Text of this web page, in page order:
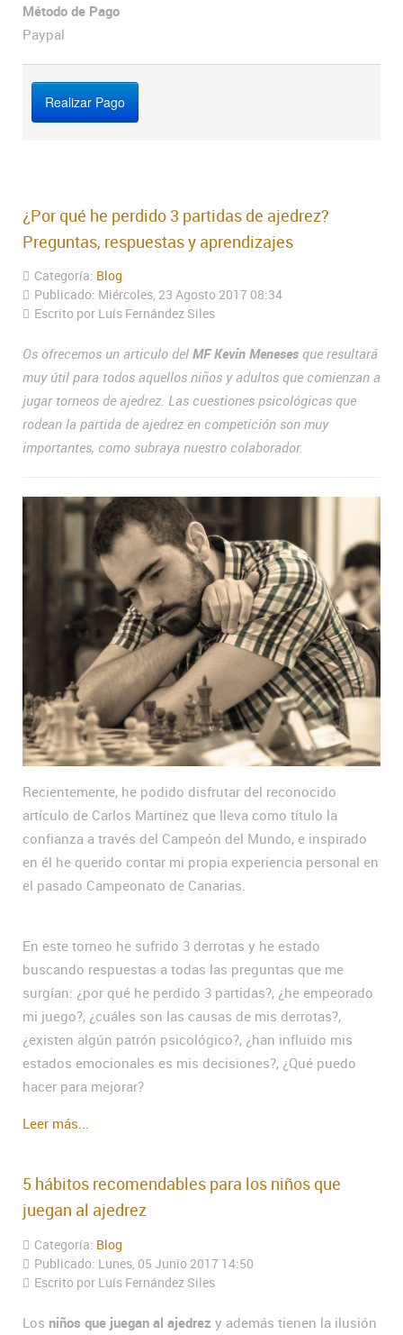
Método de Pago
Paypal
¿Por qué he perdido 3 partidas de ajedrez?
Preguntas, respuestas y aprendizajes
Categoría: Blog
Publicado: Miércoles, 23 Agosto 2017 08:34
Escrito por Luís Fernández Siles
Os ofrecemos un articulo del MF Kevin Meneses que resultará
muy útil para todos aquellos niños y adultos que comienzan a
jugar torneos de ajedrez. Las cuestiones psicológicas que
rodean la partida de ajedrez en competición son muy
importantes, como subraya nuestro colaborador.
Recientemente, he podido disfrutar del reconocido
artículo de Carlos Martínez que lleva como título la
confianza a través del Campeón del Mundo, e inspirado
en él he querido contar mi propia experiencia personal en
el pasado Campeonato de Canarias.
En este torneo he sufrido 3 derrotas y he estado
buscando respuestas a todas las preguntas que me
surgían: ¿por qué he perdido 3 partidas?, ¿he empeorado
mi juego?, ¿cuáles son las causas de mis derrotas?,
¿existen algún patrón psicológico?, ¿han influido mis
estados emocionales es mis decisiones?, ¿Qué puedo
hacer para mejorar?
Leer más...
5 hábitos recomendables para los niños que
juegan al ajedrez
Categoría: Blog
Publicado: Lunes, 05 Junio 2017 14:50
Escrito por Luís Fernández Siles
Los niños que juegan al ajedrez y además tienen la ilusión